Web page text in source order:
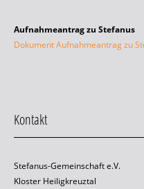
Aufnahmeantrag zu Stefanus
Dokument Aufnahmeantrag zu
Kontakt
Stefanus-Gemeinschaft e.V.
Kloster Heiligkreuztal